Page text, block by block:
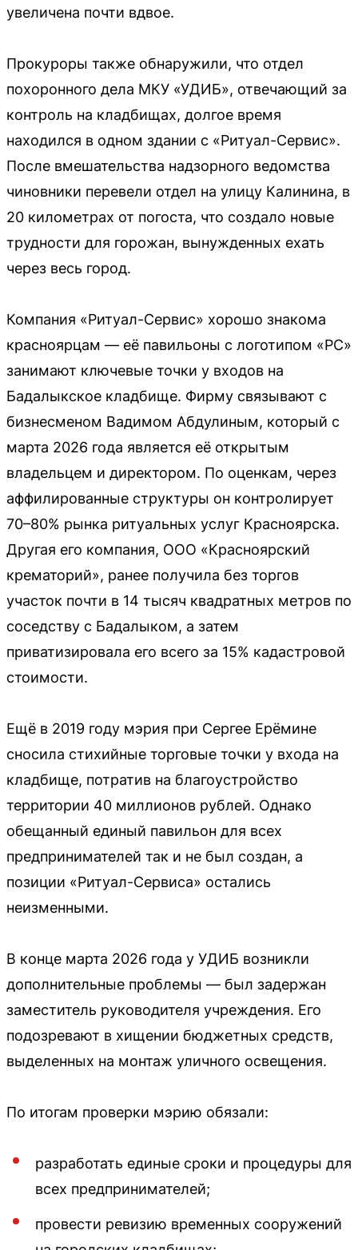
увеличена почти вдвое.
Прокуроры также обнаружили, что отдел
похоронного дела МКУ «УДИБ», отвечающий за
контроль на кладбищах, долгое время
находился в одном здании с «Ритуал-Сервис».
После вмешательства надзорного ведомства
чиновники перевели отдел на улицу Калинина, в
20 километрах от погоста, что создало новые
трудности для горожан, вынужденных ехать
через весь город.
Компания «Ритуал-Сервис» хорошо знакома
красноярцам — её павильоны с логотипом «РС»
занимают ключевые точки у входов на
Бадалыкское кладбище. Фирму связывают с
бизнесменом Вадимом Абдулиным, который с
марта 2026 года является её открытым
владельцем и директором. По оценкам, через
аффилированные структуры он контролирует
70–80% рынка ритуальных услуг Красноярска.
Другая его компания, ООО «Красноярский
крематорий», ранее получила без торгов
участок почти в 14 тысяч квадратных метров по
соседству с Бадалыком, а затем
приватизировала его всего за 15% кадастровой
стоимости.
Ещё в 2019 году мэрия при Сергее Ерёмине
сносила стихийные торговые точки у входа на
кладбище, потратив на благоустройство
территории 40 миллионов рублей. Однако
обещанный единый павильон для всех
предпринимателей так и не был создан, а
позиции «Ритуал-Сервиса» остались
неизменными.
В конце марта 2026 года у УДИБ возникли
дополнительные проблемы — был задержан
заместитель руководителя учреждения. Его
подозревают в хищении бюджетных средств,
выделенных на монтаж уличного освещения.
По итогам проверки мэрию обязали:
разработать единые сроки и процедуры для
всех предпринимателей;
провести ревизию временных сооружений